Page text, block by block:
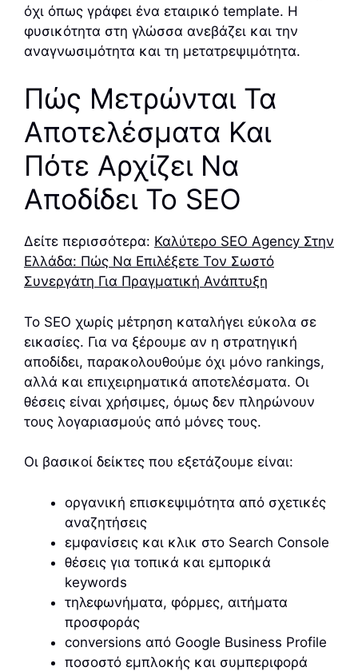
όχι όπως γράφει ένα εταιρικό template. Η
φυσικότητα στη γλώσσα ανεβάζει και την
αναγνωσιμότητα και τη μετατρεψιμότητα.
Πώς Μετρώνται Τα
Αποτελέσματα Και
Πότε Αρχίζει Να
Αποδίδει Το SEO
Δείτε περισσότερα: Καλύτερο SEO Agency Στην
Ελλάδα: Πώς Να Επιλέξετε Τον Σωστό
Συνεργάτη Για Πραγματική Ανάπτυξη
Το SEO χωρίς μέτρηση καταλήγει εύκολα σε
εικασίες. Για να ξέρουμε αν η στρατηγική
αποδίδει, παρακολουθούμε όχι μόνο rankings,
αλλά και επιχειρηματικά αποτελέσματα. Οι
θέσεις είναι χρήσιμες, όμως δεν πληρώνουν
τους λογαριασμούς από μόνες τους.
Οι βασικοί δείκτες που εξετάζουμε είναι:
οργανική επισκεψιμότητα από σχετικές
αναζητήσεις
εμφανίσεις και κλικ στο Search Console
θέσεις για τοπικά και εμπορικά
keywords
τηλεφωνήματα, φόρμες, αιτήματα
προσφοράς
conversions από Google Business Profile
ποσοστό εμπλοκής και συμπεριφορά